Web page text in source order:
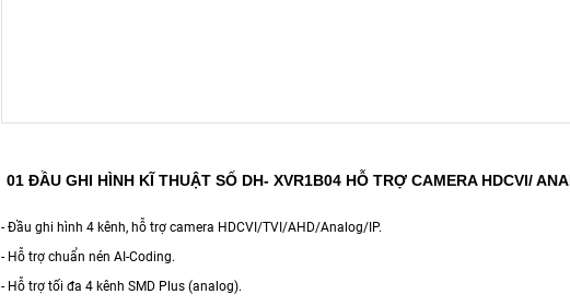
01 ĐẦU GHI HÌNH KĨ THUẬT SỐ DH- XVR1B04 HỖ TRỢ CAMERA HDCVI/
- Đầu ghi hình 4 kênh, hỗ trợ camera HDCVI/TVI/AHD/Analog/IP.
- Hỗ trợ chuẩn nén AI-Coding.
- Hỗ trợ tối đa 4 kênh SMD Plus (analog).